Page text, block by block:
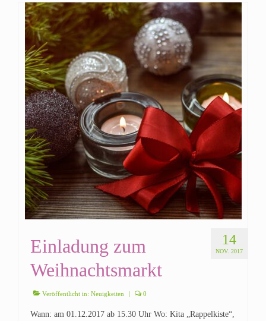
14
NOV. 2017
Einladung zum
Weihnachtsmarkt
Veröffentlicht in: Neuigkeiten 0
Wann: am 01.12.2017 ab 15.30 Uhr Wo: Kita „Rappelkiste“,